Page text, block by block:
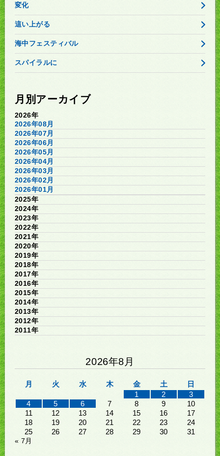
変化
這い上がる
海中フェスティバル
スパイラルに
月別アーカイブ
2026年
2026年08月
2026年07月
2026年06月
2026年05月
2026年04月
2026年03月
2026年02月
2026年01月
2025年
2024年
2023年
2022年
2021年
2020年
2019年
2018年
2017年
2016年
2015年
2014年
2013年
2012年
2011年
2026年8月
月 火 水 木 金 土
日
1
2
3
4
5 6 7 8 9
10
11
12 13 14 15 16
17
18
19 20 21 22 23
24
25
26 27 28 29 30 31
« 7月